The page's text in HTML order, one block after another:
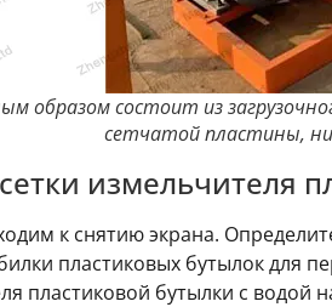
образом состоит из
сетчатой пластины,
измельчителя
к снятию экрана.
пластиковых бутылок для
пластиковой бутылки с водой